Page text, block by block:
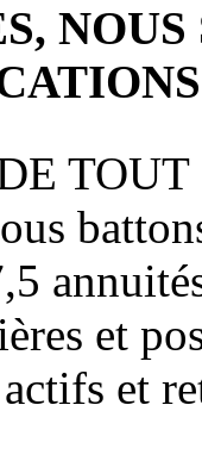
NOUS
et
et